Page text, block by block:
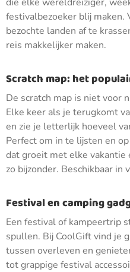
festivalbezoeker blij maken.
bezochte landen af te
reis makkelijker maken.
Scratch map: het
De scratch map is niet voor
Elke keer als je terugkomt
en zie je letterlijk hoeveel
Perfect om in te lijsten en
dat groeit met elke vakantie
zo bijzonder. Beschikbaar
Festival en camping
Een festival of kampeertrip
spullen. Bij CoolGift vind je
tussen overleven en
tot grappige festival